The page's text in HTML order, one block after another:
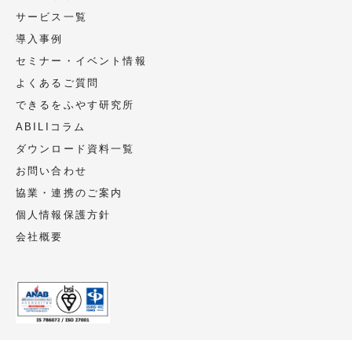
サービス一覧
導入事例
セミナー・イベント情報
よくあるご質問
できるをふやす研究所
ABILIコラム
ダウンロード資料一覧
お問い合わせ
協業・連携のご案内
個人情報保護方針
会社概要